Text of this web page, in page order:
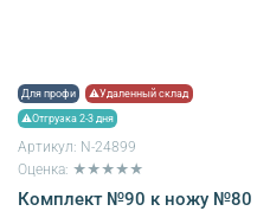
Для профи ⚠Удаленный склад
⚠Отгрузка 2-3 дня
Артикул: N-24899
Оценка: ★★★★★
Комплект №90 к ножу №80